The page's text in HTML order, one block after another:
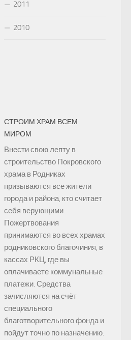
2011
2010
СТРОИМ ХРАМ ВСЕМ
МИРОМ
Внести свою лепту в
строительство Покровского
храма в Родниках
призываются все жители
города и района, кто считает
себя верующими.
Пожертвования
принимаются во всех храмах
родниковского благочиния, в
кассах РКЦ, где вы
оплачиваете коммунальные
платежи. Средства
зачисляются на счёт
специального
благотворительного фонда и
пойдут точно по назначению.